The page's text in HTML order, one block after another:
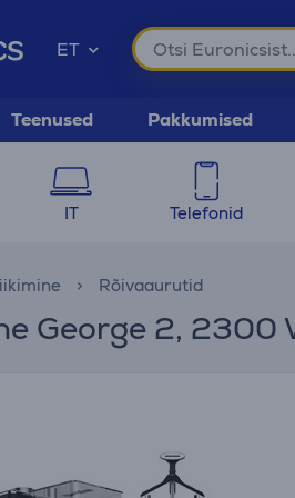
ET
Teenused Pakkumised
IT Telefonid
Rõivaaurutid
George 2, 2300